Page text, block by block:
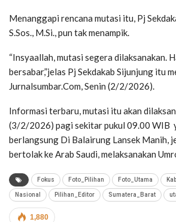
Menanggapi rencana mutasi itu, Pj
S.Sos., M.Si., pun tak menampik.
“Insyaallah, mutasi segera dilaksanakan.
bersabar,”jelas Pj Sekdakab Sijunjung itu
Jurnalsumbar.Com, Senin (2/2/2026).
Informasi terbaru, mutasi itu akan
(3/2/2026) pagi sekitar pukul 09.00 WIB
berlangsung Di Balairung Lansek Manih,
bertolak ke Arab Saudi, melaksanakan
Fokus Foto_Pilihan Foto_Utama
Nasional Pilihan_Editor Sumatera_Barat
1,880